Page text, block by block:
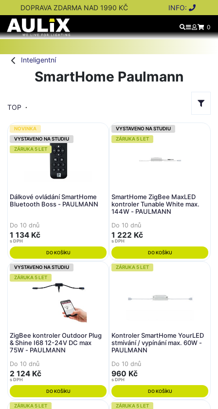
DOPRAVA ZDARMA NAD 1990 KČ INFO:
0
Inteligentní
SmartHome Paulmann
TOP
NOVINKA
VYSTAVENO NA STUDIU
ZÁRUKA 5 LET
Dálkové ovládání SmartHome
Bluetooth Boss - PAULMANN
Do 10 dnů
1 134 Kč
s DPH
DO KOŠÍKU
VYSTAVENO NA STUDIU
ZÁRUKA 5 LET
SmartHome ZigBee MaxLED
kontroler Tunable White max.
144W - PAULMANN
Do 10 dnů
1 222 Kč
s DPH
DO KOŠÍKU
VYSTAVENO NA STUDIU
ZÁRUKA 5 LET
ZigBee kontroler Outdoor Plug
& Shine I68 12-24V DC max
75W - PAULMANN
Do 10 dnů
2 124 Kč
s DPH
DO KOŠÍKU
ZÁRUKA 5 LET
Kontroler SmartHome YourLED
stmívání / vypínání max. 60W -
PAULMANN
Do 10 dnů
960 Kč
s DPH
DO KOŠÍKU
ZÁRUKA 5 LET ZÁRUKA 5 LET